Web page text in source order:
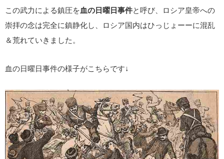
この武力による鎮圧を血の日曜日事件と呼び、ロシア皇帝への
崇拝の念は完全に鎮静化し、ロシア国内はひっじょーーに混乱
＆荒れていきました。
血の日曜日事件の様子がこちらです↓